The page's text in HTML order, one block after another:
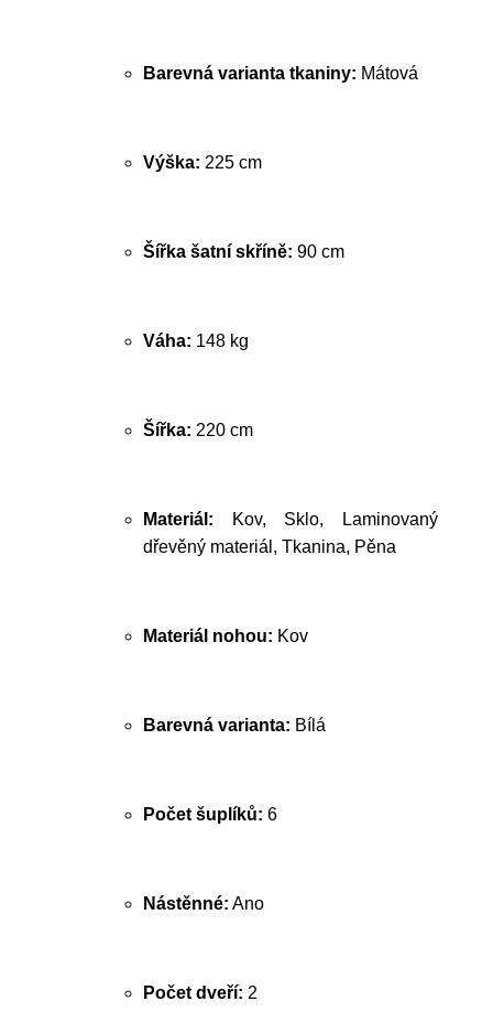
Barevná varianta tkaniny: Mátová
Výška: 225 cm
Šířka šatní skříně: 90 cm
Váha: 148 kg
Šířka: 220 cm
Materiál: Kov, Sklo, Laminovaný
dřevěný materiál, Tkanina, Pěna
Materiál nohou: Kov
Barevná varianta: Bílá
Počet šuplíků: 6
Nástěnné: Ano
Počet dveří: 2